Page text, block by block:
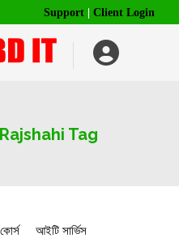
Support Client Login
Tag
আইটি সার্ভিস